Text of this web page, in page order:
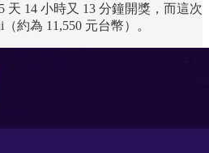
天 14 小時又 13 分鐘開獎，而這次
約為 11,550 元台幣）。